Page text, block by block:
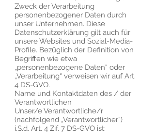
Zweck der Verarbeitung
personenbezogener Daten durch
unser Unternehmen. Diese
Datenschutzerklärung gilt auch für
unsere Websites und Sozial-Media-
Profile. Bezüglich der Definition von
Begriffen wie etwa
„personenbezogene Daten“ oder
„Verarbeitung“ verweisen wir auf Art.
4 DS-GVO.
Name und Kontaktdaten des / der
Verantwortlichen
Unser/e Verantwortliche/r
(nachfolgend „Verantwortlicher“)
i.S.d. Art. 4 Zif. 7 DS-GVO ist: